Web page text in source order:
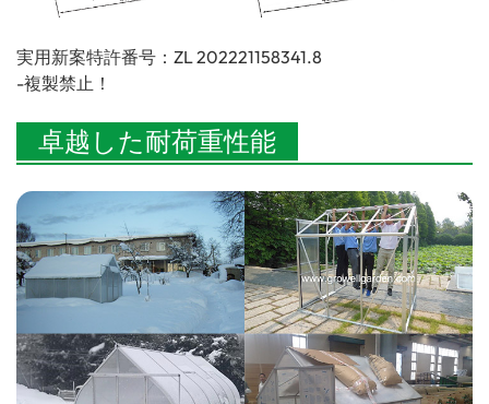
実用新案特許番号：ZL 202221158341.8
-複製禁止！
卓越した耐荷重性能